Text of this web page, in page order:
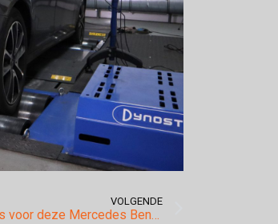
VOLGENDE
Remus decat/catless voor deze Mercedes Benz AMG.